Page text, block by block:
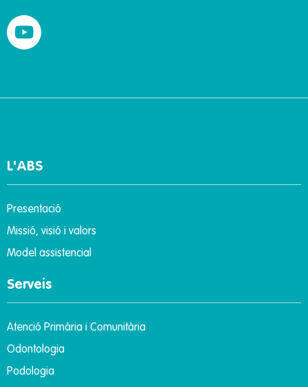
L'ABS
Presentació
Missió, visió i valors
Model assistencial
Serveis
Atenció Primària i Comunitària
Odontologia
Podologia